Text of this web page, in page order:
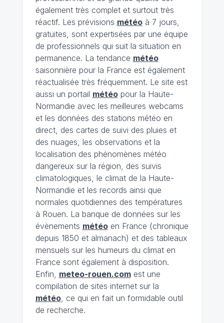
également très complet et surtout très
réactif. Les prévisions météoà 7 jours,
gratuites, sont expertisées par une équipe
de professionnels qui suit la situation en
permanence. La tendance météo
saisonnière pour la France est également
réactualisée très fréquemment. Le site est
aussi un portail météopour la Haute-
Normandie avec les meilleures webcams
et les données des stations météo en
direct, des cartes de suivi des pluies et
des nuages, les observations et la
localisation des phénomènes météo
dangereux sur la région, des suivis
climatologiques, le climat de la Haute-
Normandie et les records ainsi que
normales quotidiennes des températures
à Rouen. La banque de données sur les
évènements météoen France (chronique
depuis 1850 et almanach) et des tableaux
mensuels sur les humeurs du climat en
France sont également à disposition.
Enfin, meteo-rouen.comest une
compilation de sites internet sur la
météo, ce qui en fait un formidable outil
de recherche.